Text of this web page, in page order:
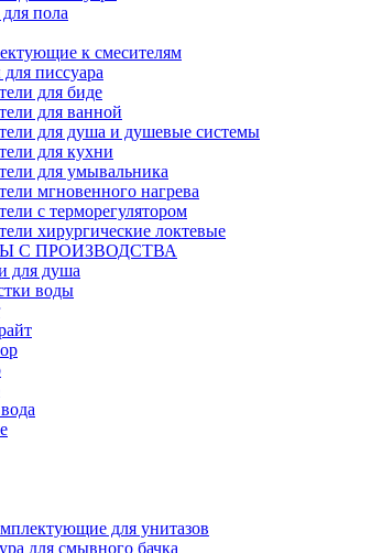
пола
к смесителям
писсуара
для биде
для ванной
для душа и душевые системы
для кухни
для умывальника
мгновенного нагрева
с терморегулятором
хирургические локтевые
С ПРОИЗВОДСТВА
для душа
воды
для унитазов
для смывного бачка